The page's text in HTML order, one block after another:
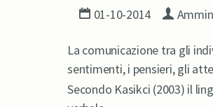
01-10-2014
La comunicazione tra gli
sentimenti, i pensieri, gli
Secondo Kasikci (2003) il